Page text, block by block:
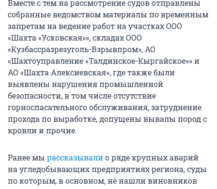
Вместе с тем на рассмотрение судов отправлены
собранные ведомством материалы по временным
запретам на ведение работ на участках ООО
«Шахта «Усковская»», складах ООО
«Кузбассразрезуголь-Взрывпром», АО
«Шахтоуправление «Талдинское-Кыргайское»» и
АО «Шахта Алексиевская», где также были
выявлены нарушения промышленной
безопасности, в том числе отсутствие
горноспасательного обслуживания, затруднение
прохода по выработке, допущены вывалы пород с
кровли и прочие.
Ранее мы рассказывалио ряде крупных аварий
на угледобывающих предприятиях региона, суды
по которым, в основном, не нашли виновников